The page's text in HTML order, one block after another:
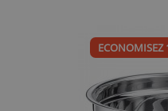
ECONOMISEZ